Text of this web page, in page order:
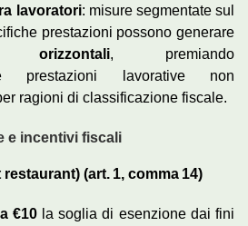
lavoratori: misure segmentate sul
prestazioni possono generare
orizzontali, premiando
prestazioni lavorative non
ragioni di classificazione fiscale.
e incentivi fiscali
(art. 1, comma 14)
€10la soglia di esenzione dai fini